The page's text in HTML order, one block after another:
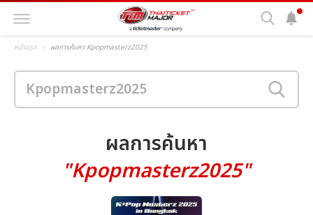
หน้าแรก ผลการค้นหา Kpopmasterz2025
ผลการค้นหา
"Kpopmasterz2025"